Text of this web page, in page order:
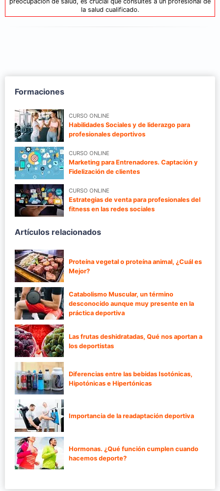
la salud cualificado.
Formaciones
CURSO ONLINE
Habilidades Sociales y de liderazgo para
profesionales deportivos
CURSO ONLINE
Marketing para Entrenadores. Captación y
Fidelización de clientes
CURSO ONLINE
Estrategias de venta para profesionales del
fitness en las redes sociales
Artículos relacionados
Proteína vegetal o proteína animal, ¿Cuál es
Mejor?
Catabolismo Muscular, un término
desconocido aunque muy presente en la
práctica deportiva
Las frutas deshidratadas, Qué nos aportan a
los deportistas
Diferencias entre las bebidas Isotónicas,
Hipotónicas e Hipertónicas
Importancia de la readaptación deportiva
Hormonas. ¿Qué función cumplen cuando
hacemos deporte?